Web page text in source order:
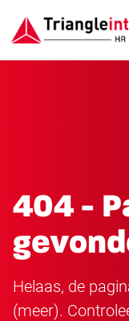
404 -
Helaas, de
(meer).